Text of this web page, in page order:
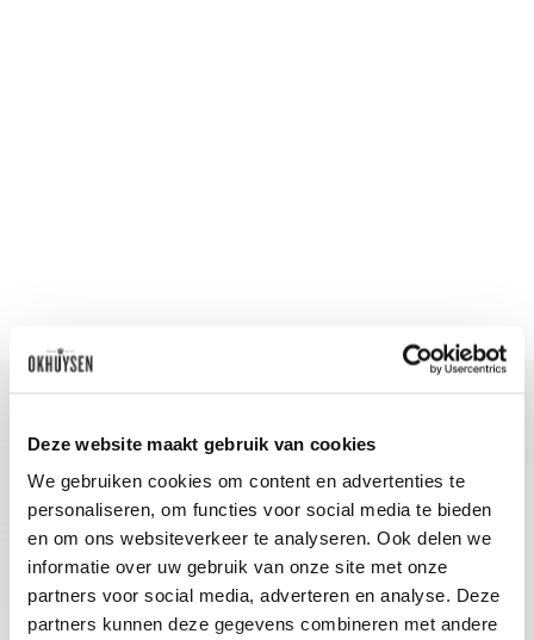
Deze website maakt gebruik van cookies
We gebruiken cookies om content en advertenties te
personaliseren, om functies voor social media te bieden
en om ons websiteverkeer te analyseren. Ook delen we
informatie over uw gebruik van onze site met onze
partners voor social media, adverteren en analyse. Deze
partners kunnen deze gegevens combineren met andere
Blijf op de hoogte
Ontvang het laatste wijnnieuws, proeverijen en
evenementen
E-mailadres